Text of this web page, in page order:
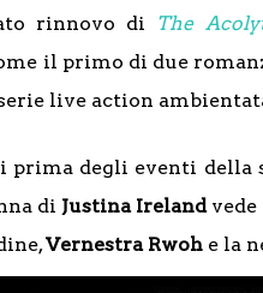
rinnovo di The
il primo di due
live action
prima degli eventi della
di Justina Irelandvede
Vernestra Rwoh e la